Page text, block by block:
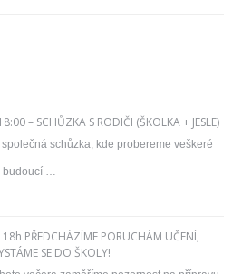
– SCHŮZKA S RODIČI (ŠKOLKA + JESLE)
schůzka, kde probereme veškeré
…
PŘEDCHÁZÍME PORUCHÁM UČENÍ,
SE DO ŠKOLY!